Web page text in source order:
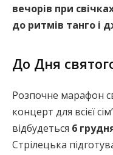
вечорів при
до ритмів танго і
До Дня
Розпочне марафон
концерт для всієї
відбудеться 6
Стрілецька